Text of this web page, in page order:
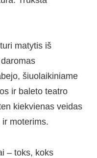
matytis iš
šiuolaikiniame
ir baleto teatro
kiekvienas veidas
moterims.
– toks, koks